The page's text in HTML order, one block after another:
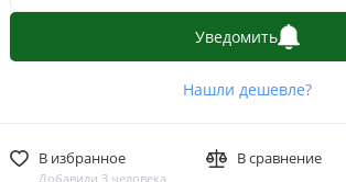
Уведомить
Нашли дешевле?
В избранное
Добавили 3 человека
В сравнение